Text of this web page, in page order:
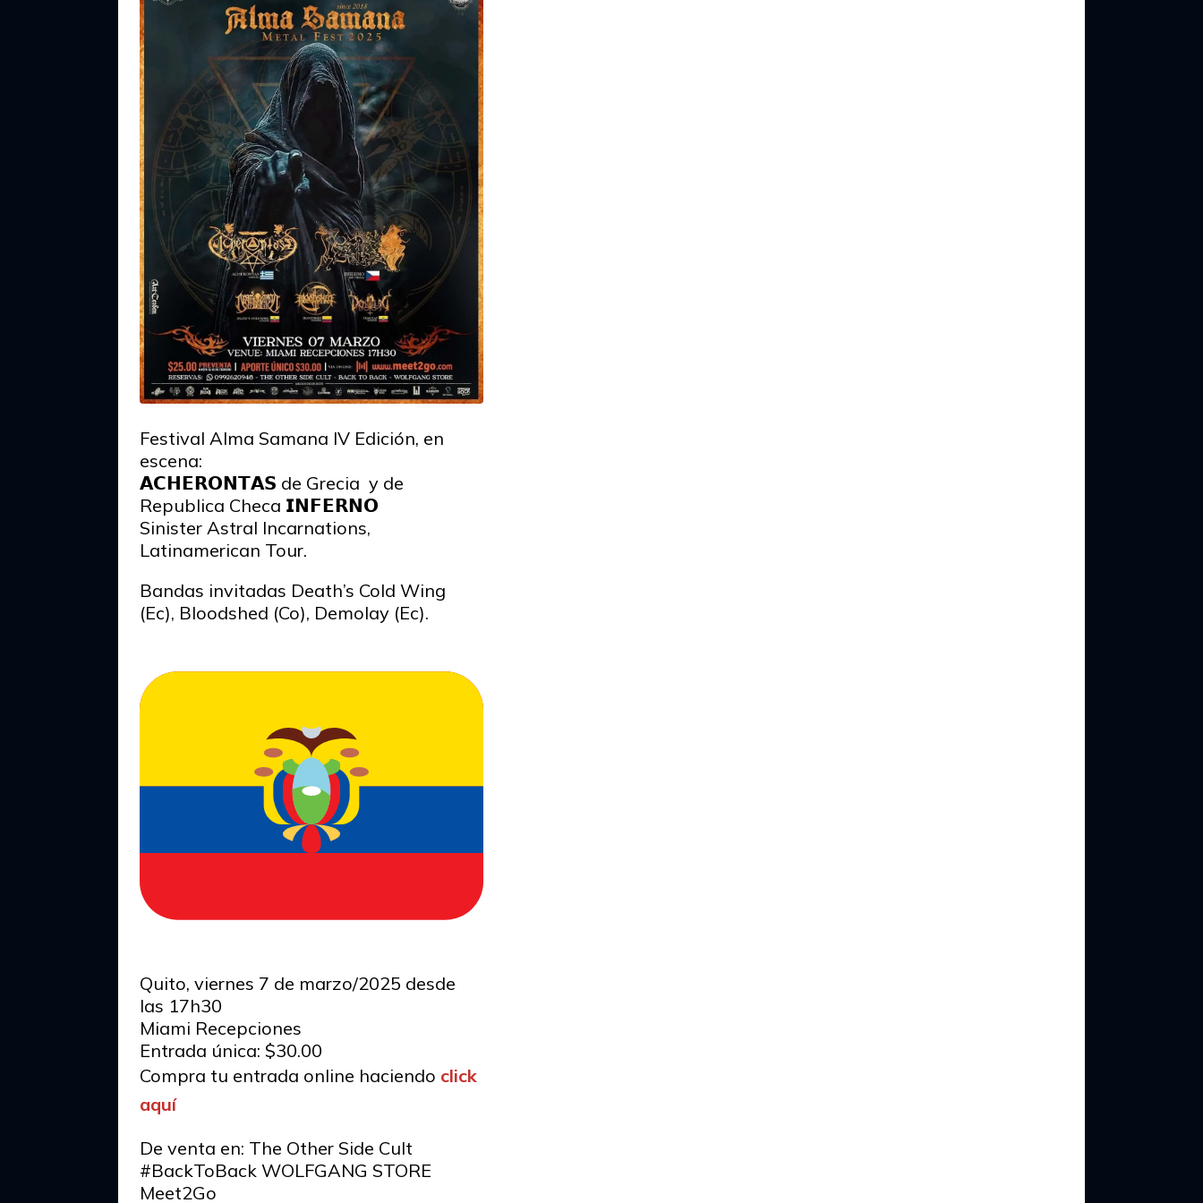
Festival Alma Samana IV Edición, en
escena:
𝗔𝗖𝗛𝗘𝗥𝗢𝗡𝗧𝗔𝗦 de Grecia y de
Republica Checa 𝗜𝗡𝗙𝗘𝗥𝗡𝗢
Sinister Astral Incarnations,
Latinamerican Tour.
Bandas invitadas Death’s Cold Wing
(Ec), Bloodshed (Co), Demolay (Ec).
Quito, viernes 7 de marzo/2025 desde
las 17h30
Miami Recepciones
Entrada única: $30.00
Compra tu entrada online haciendo click
aquí
De venta en: The Other Side Cult
#BackToBack WOLFGANG STORE
Meet2Go